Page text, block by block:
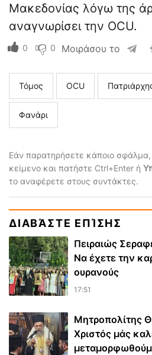
Μακεδονίας λόγω της
αναγνωρίσει την OCU.
0 0 Μοιράσου το
Τόμος ΟCU
Φανάρι
Εάν παρατηρήσετε κάποιο σφάλμα,
κείμενο και πατήστε Ctrl+Enter ή
το αναφέρετε στους συντάκτες.
ΔΙΑΒΆΣΤΕ ΕΠΊΣΗΣ
Πειραιώς
Να έχετε την
ουρανούς
17:51
Μητροπολίτης
Χριστός μάς